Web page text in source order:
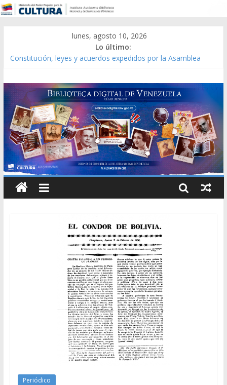
lunes, agosto 10, 2026
Lo último:
Constitución, leyes y acuerdos expedidos por la Asamblea
Modesta Bor Sánchez [material gráfico]
Gaceta Oficial de la República de Venezuela año CXXXIII Mes V,
Caracas 09 de marzo de 2006 N° 38.394
Catálogo temático de obras de Modesta Bor
Periódico